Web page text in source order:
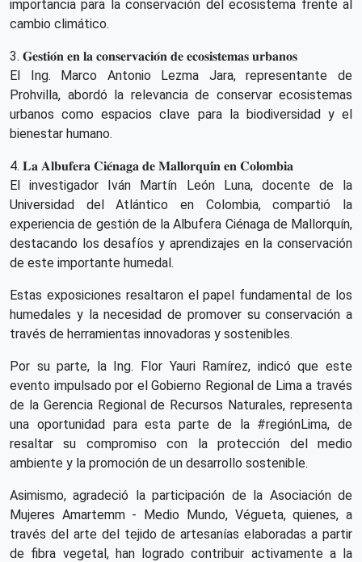
importancia para la conservación del ecosistema frente al
cambio climático.
3. 𝐆𝐞𝐬𝐭𝐢𝐨́𝐧 𝐞𝐧 𝐥𝐚 𝐜𝐨𝐧𝐬𝐞𝐫𝐯𝐚𝐜𝐢𝐨́𝐧 𝐝𝐞 𝐞𝐜𝐨𝐬𝐢𝐬𝐭𝐞𝐦𝐚𝐬 𝐮𝐫𝐛𝐚𝐧𝐨𝐬
El Ing. Marco Antonio Lezma Jara, representante de
Prohvilla, abordó la relevancia de conservar ecosistemas
urbanos como espacios clave para la biodiversidad y el
bienestar humano.
4. 𝐋𝐚 𝐀𝐥𝐛𝐮𝐟𝐞𝐫𝐚 𝐂𝐢𝐞́𝐧𝐚𝐠𝐚 𝐝𝐞 𝐌𝐚𝐥𝐥𝐨𝐫𝐪𝐮𝐢́𝐧 𝐞𝐧 𝐂𝐨𝐥𝐨𝐦𝐛𝐢𝐚
El investigador Iván Martín León Luna, docente de la
Universidad del Atlántico en Colombia, compartió la
experiencia de gestión de la Albufera Ciénaga de Mallorquín,
destacando los desafíos y aprendizajes en la conservación
de este importante humedal.
Estas exposiciones resaltaron el papel fundamental de los
humedales y la necesidad de promover su conservación a
través de herramientas innovadoras y sostenibles.
Por su parte, la Ing. Flor Yauri Ramírez, indicó que este
evento impulsado por el Gobierno Regional de Lima a través
de la Gerencia Regional de Recursos Naturales, representa
una oportunidad para esta parte de la #regiónLima, de
resaltar su compromiso con la protección del medio
ambiente y la promoción de un desarrollo sostenible.
Asimismo, agradeció la participación de la Asociación de
Mujeres Amartemm - Medio Mundo, Végueta, quienes, a
través del arte del tejido de artesanías elaboradas a partir
de fibra vegetal, han logrado contribuir activamente a la